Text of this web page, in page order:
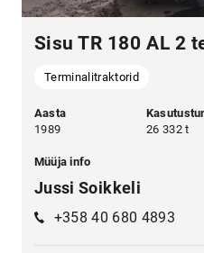
Sisu TR 180 AL 2
Terminalitraktorid
Aasta
1989
26 332 t
Müüja info
Jussi Soikkeli
+358 40 680 4893